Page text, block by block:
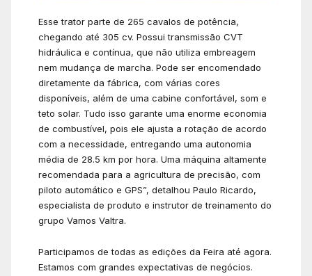
Esse trator parte de 265 cavalos de potência,
chegando até 305 cv. Possui transmissão CVT
hidráulica e contínua, que não utiliza embreagem
nem mudança de marcha. Pode ser encomendado
diretamente da fábrica, com várias cores
disponíveis, além de uma cabine confortável, som e
teto solar. Tudo isso garante uma enorme economia
de combustível, pois ele ajusta a rotação de acordo
com a necessidade, entregando uma autonomia
média de 28.5 km por hora. Uma máquina altamente
recomendada para a agricultura de precisão, com
piloto automático e GPS”, detalhou Paulo Ricardo,
especialista de produto e instrutor de treinamento do
grupo Vamos Valtra.
Participamos de todas as edições da Feira até agora.
Estamos com grandes expectativas de negócios.